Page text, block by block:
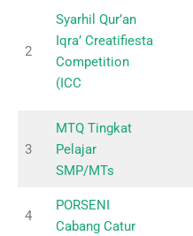
2
Syarhil Qur’an
Iqra’ Creatifiesta
Competition
(ICC
3
MTQ Tingkat
Pelajar
SMP/MTs
4
PORSENI
Cabang Catur